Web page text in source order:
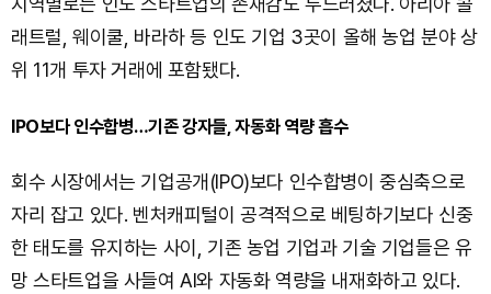
래트럴, 웨이쿨, 바라하 등 인도 기업 3곳이 올해 농업 분야 상
위 11개 투자 거래에 포함됐다.
IPO보다 인수합병…기존 강자들, 자동화 역량 흡수
회수 시장에서는 기업공개(IPO)보다 인수합병이 중심축으로
자리 잡고 있다. 벤처캐피털이 공격적으로 베팅하기보다 신중
한 태도를 유지하는 사이, 기존 농업 기업과 기술 기업들은 유
망 스타트업을 사들여 AI와 자동화 역량을 내재화하고 있다.